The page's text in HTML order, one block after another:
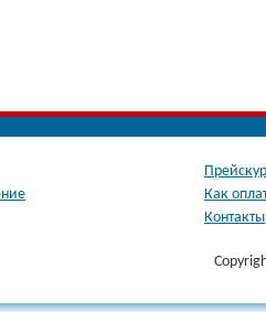
Как
Контакты